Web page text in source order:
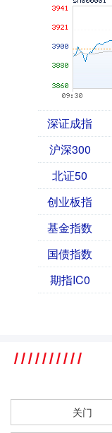
深证成指
沪深300
北证50
创业板指
基金指数
国债指数
期指IC0
关门